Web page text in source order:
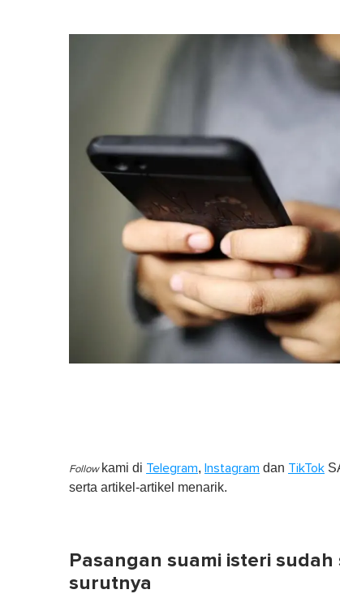
Follow kami di Telegram, Instagram dan TikTok
serta artikel-artikel menarik.
Pasangan suami isteri
surutnya